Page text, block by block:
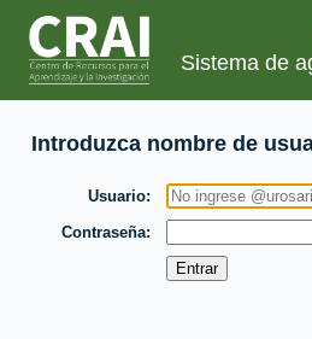
Sistema de
Introduzca nombre de
Usuario
Contraseña